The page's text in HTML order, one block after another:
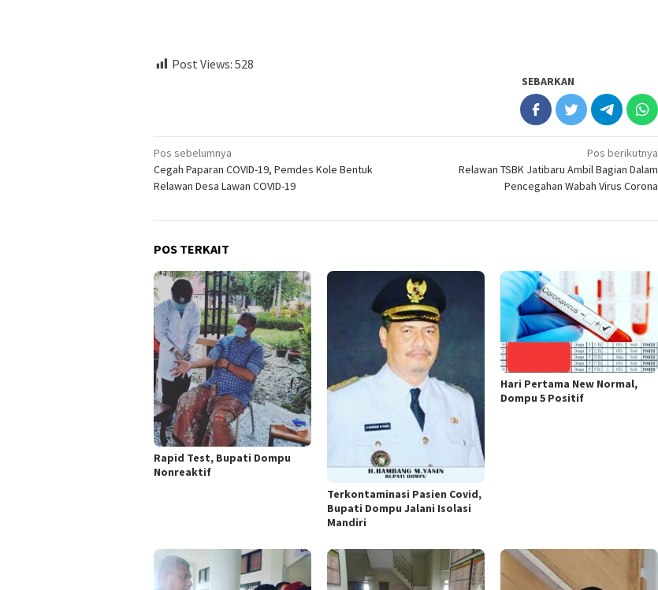
Post Views: 528
SEBARKAN
Navigasi
pos
Pos sebelumnya
Cegah Paparan COVID-19, Pemdes Kole Bentuk
Relawan Desa Lawan COVID-19
Pos berikutnya
Relawan TSBK Jatibaru Ambil Bagian Dalam
Pencegahan Wabah Virus Corona
POS TERKAIT
Rapid Test, Bupati Dompu
Nonreaktif
Terkontaminasi Pasien Covid,
Bupati Dompu Jalani Isolasi
Mandiri
Hari Pertama New Normal,
Dompu 5 Positif